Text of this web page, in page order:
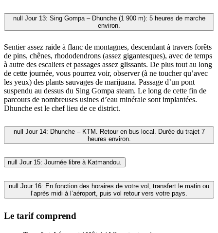
null Jour 13: Sing Gompa – Dhunche (1 900 m): 5 heures de marche
environ.
Sentier assez raide à flanc de montagnes, descendant à travers forêts
de pins, chênes, rhododendrons (assez gigantesques), avec de temps
à autre des escaliers et passages assez glissants. De plus tout au long
de cette journée, vous pourrez voir, observer (à ne toucher qu’avec
les yeux) des plants sauvages de marijuana. Passage d’un pont
suspendu au dessus du Sing Gompa steam. Le long de cette fin de
parcours de nombreuses usines d’eau minérale sont implantées.
Dhunche est le chef lieu de ce district.
null
Jour 14: Dhunche – KTM. Retour en bus local. Durée du trajet 7
heures environ.
null Jour 15: Journée libre à Katmandou.
null
Jour 16: En fonction des horaires de votre vol, transfert le matin ou
l’après midi à l’aéroport, puis vol retour vers votre pays.
Le tarif comprend